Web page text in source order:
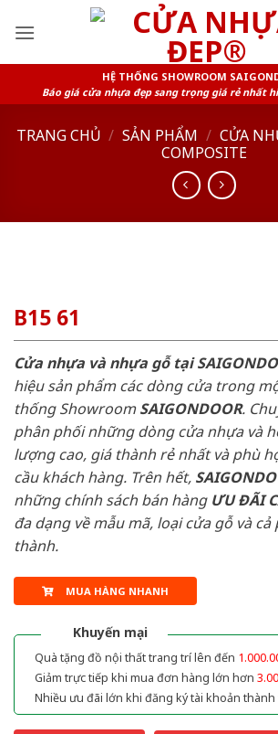
HỆ THỐNG SHOWROOM
Báo giá cửa nhựa đẹp sang trọng giá rẻ nhất
TRANG CHỦ / SẢN PHẨM / CỬA
COMPOSITE
B15 61
Cửa nhựa và nhựa gỗ tại
hiệu sản phẩm các dòng cửa trong
thống ShowroomSAIGONDOOR.
phân phối những dòng cửa nhựa và
lượng cao, giá thành rẻ nhất và phù
cầu khách hàng. Trên hết,
những chính sách bán hàng ƯU ĐÃI
đa dạng về mẫu mã, loại cửa gỗ và
thành.
MUA HÀNG NHANH
Khuyến mại
Quà tặng đồ nội thất trang trí lên đến
Giảm trực tiếp khi mua đơn hàng lớn hơn
Nhiều ưu đãi lớn khi đăng ký tài khoản